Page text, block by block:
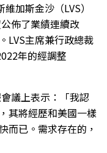
加斯金沙（LVS）
佈了業績連續改
LVS主席兼行政總裁
年的經調整
議上表示：「我認
其將經歷和美國一樣
而已。需求存在的，